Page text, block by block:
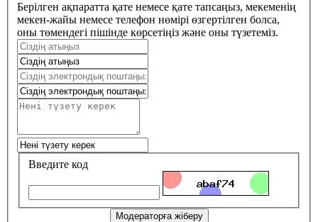
Берілген ақпаратта қате немесе қате тапсаңыз, мекеменің
мекен-жайы немесе телефон нөмірі өзгертілген болса,
оны төмендегі пішінде көрсетіңіз және оны түзетеміз.
Введите код
Модераторға жіберу